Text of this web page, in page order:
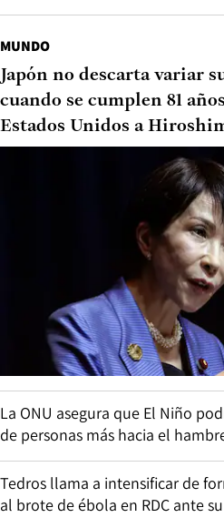
MUNDO
Japón no descarta variar
cuando se cumplen 81
Estados Unidos a
La ONU asegura que El Niño
de personas más hacia el
Tedros llama a intensificar de
al brote de ébola en RDC ante